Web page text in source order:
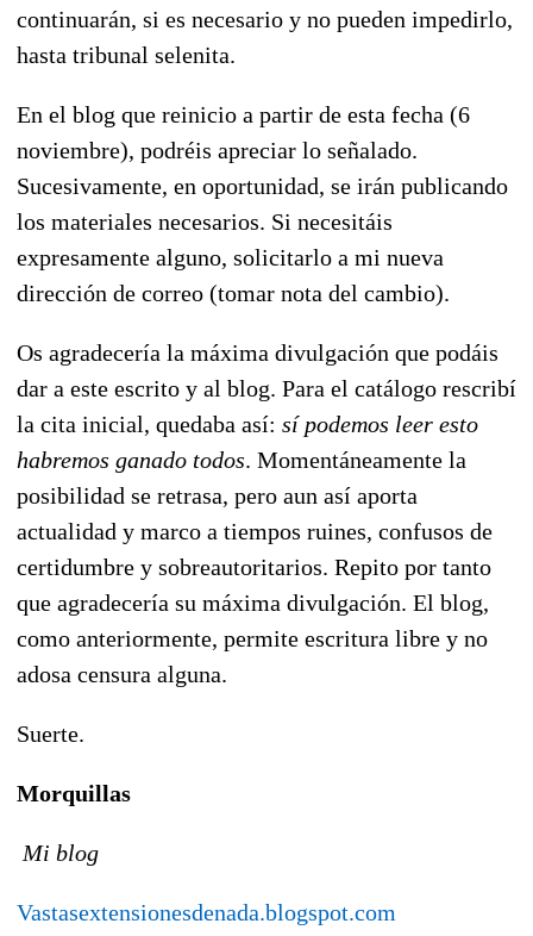
continuarán, si es necesario y no pueden impedirlo,
hasta tribunal selenita.
En el blog que reinicio a partir de esta fecha (6
noviembre), podréis apreciar lo señalado.
Sucesivamente, en oportunidad, se irán publicando
los materiales necesarios. Si necesitáis
expresamente alguno, solicitarlo a mi nueva
dirección de correo (tomar nota del cambio).
Os agradecería la máxima divulgación que podáis
dar a este escrito y al blog. Para el catálogo rescribí
la cita inicial, quedaba así: sí podemos leer esto
habremos ganado todos. Momentáneamente la
posibilidad se retrasa, pero aun así aporta
actualidad y marco a tiempos ruines, confusos de
certidumbre y sobreautoritarios. Repito por tanto
que agradecería su máxima divulgación. El blog,
como anteriormente, permite escritura libre y no
adosa censura alguna.
Suerte.
Morquillas
Mi blog
Vastasextensionesdenada.blogspot.com